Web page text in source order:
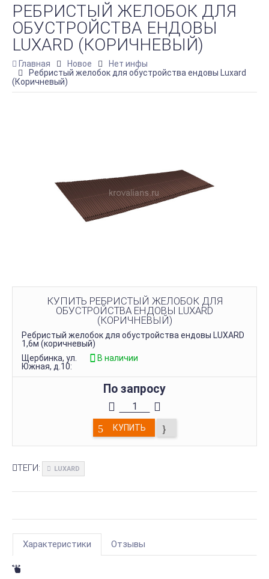
РЕБРИСТЫЙ ЖЕЛОБОК ДЛЯ
ОБУСТРОЙСТВА ЕНДОВЫ
LUXARD (КОРИЧНЕВЫЙ)
Главная Новое
Нет инфы
Ребристый желобок для обустройства ендовы Luxard
(Коричневый)
КУПИТЬ РЕБРИСТЫЙ ЖЕЛОБОК ДЛЯ
ОБУСТРОЙСТВА ЕНДОВЫ LUXARD
(КОРИЧНЕВЫЙ)
Ребристый желобок для обустройства ендовы LUXARD
1,6м (коричневый)
Щербинка, ул.
Южная, д.10:
В наличии
По запросу
КУПИТЬ
ТЕГИ: LUXARD
Характеристики Отзывы